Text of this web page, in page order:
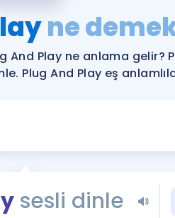
YDS ve YÖKDİL
YDS ve
Tüm ÖSYM
Blog
YDS - YÖKDİL
ne
And Play ne anlama gelir?
Plug And Play eş
sesli dinle